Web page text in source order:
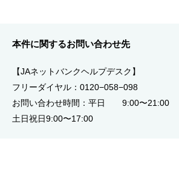
本件に関するお問い合わせ先
【JAネットバンクヘルプデスク】
フリーダイヤル：0120−058−098
お問い合わせ時間：平日 9:00〜21:00
土日祝日9:00〜17:00